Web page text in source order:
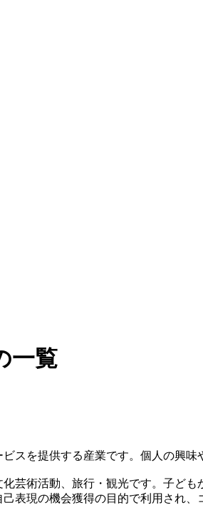
一覧
スを提供する産業です。個人の興
芸術活動、旅行・観光です。子ど
表現の機会獲得の目的で利用され